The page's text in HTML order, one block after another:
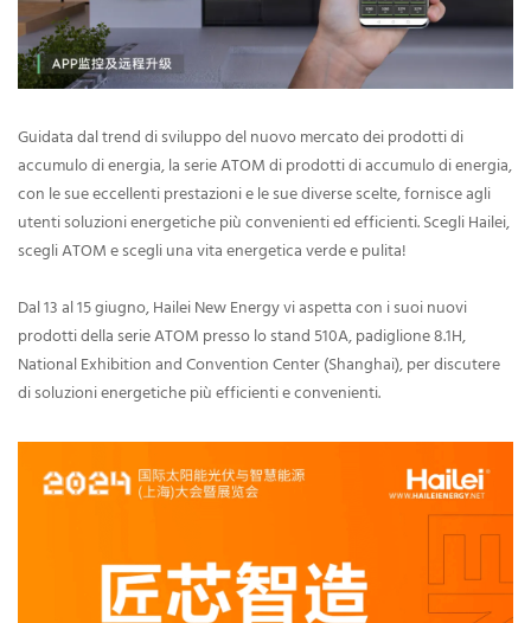
Guidata dal trend di sviluppo del nuovo mercato dei prodotti di
accumulo di energia, la serie ATOM di prodotti di accumulo di energia,
con le sue eccellenti prestazioni e le sue diverse scelte, fornisce agli
utenti soluzioni energetiche più convenienti ed efficienti. Scegli Hailei,
scegli ATOM e scegli una vita energetica verde e pulita!
Dal 13 al 15 giugno, Hailei New Energy vi aspetta con i suoi nuovi
prodotti della serie ATOM presso lo stand 510A, padiglione 8.1H,
National Exhibition and Convention Center (Shanghai), per discutere
di soluzioni energetiche più efficienti e convenienti.